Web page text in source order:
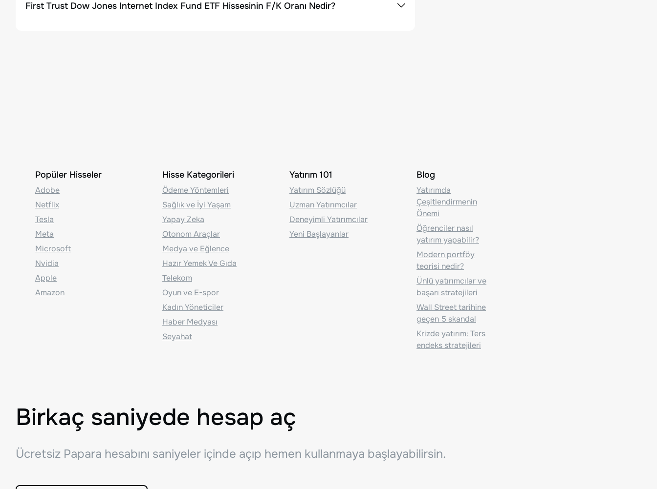
First Trust Dow Jones Internet Index Fund ETF Hissesinin F/K Oranı Nedir?
Popüler Hisseler
Adobe
Netflix
Tesla
Meta
Microsoft
Nvidia
Apple
Amazon
Hisse Kategorileri
Ödeme Yöntemleri
Sağlık ve İyi Yaşam
Yapay Zeka
Otonom Araçlar
Medya ve Eğlence
Hazır Yemek Ve Gıda
Telekom
Oyun ve E-spor
Kadın Yöneticiler
Haber Medyası
Seyahat
Yatırım 101
Yatırım Sözlüğü
Uzman Yatırımcılar
Deneyimli Yatırımcılar
Yeni Başlayanlar
Blog
Yatırımda
Çeşitlendirmenin
Önemi
Öğrenciler nasıl
yatırım yapabilir?
Modern portföy
teorisi nedir?
Ünlü yatırımcılar ve
başarı stratejileri
Wall Street tarihine
geçen 5 skandal
Krizde yatırım: Ters
endeks stratejileri
Birkaç saniyede hesap aç
Ücretsiz Papara hesabını saniyeler içinde açıp hemen kullanmaya başlayabilirsin.